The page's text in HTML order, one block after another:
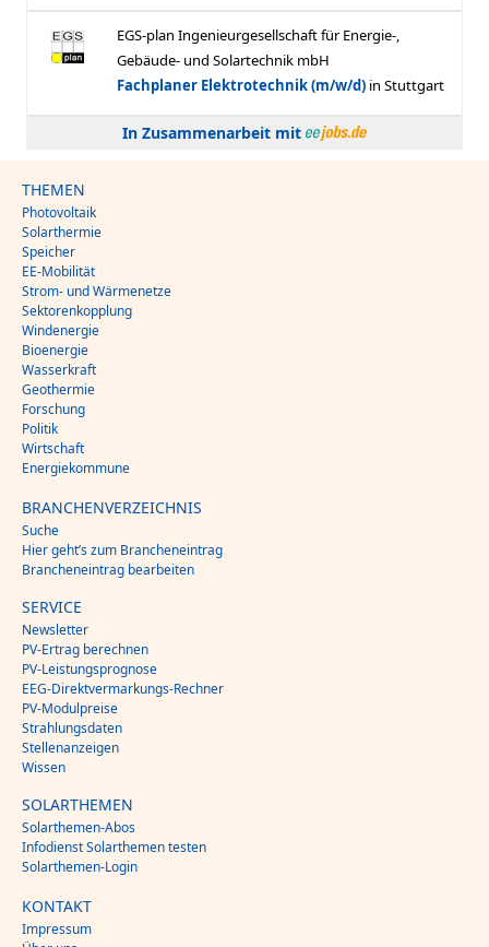
In Zusammenarbeit mit
THEMEN
Photovoltaik
Solarthermie
Speicher
EE-Mobilität
Strom- und Wärmenetze
Sektorenkopplung
Windenergie
Bioenergie
Wasserkraft
Geothermie
Forschung
Politik
Wirtschaft
Energiekommune
BRANCHENVERZEICHNIS
Suche
Hier geht’s zum Brancheneintrag
Brancheneintrag bearbeiten
SERVICE
Newsletter
PV-Ertrag berechnen
PV-Leistungsprognose
EEG-Direktvermarkungs-Rechner
PV-Modulpreise
Strahlungsdaten
Stellenanzeigen
Wissen
SOLARTHEMEN
Solarthemen-Abos
Infodienst Solarthemen testen
Solarthemen-Login
KONTAKT
Impressum